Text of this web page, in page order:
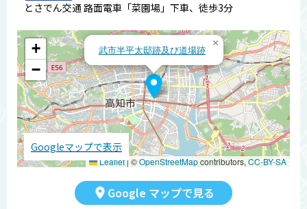
とさでん交通 路面電車「菜園場」下車、徒歩3分
武市半平太邸跡及び道場跡
×
+
−
Leaflet |©OpenStreetMapcontributors, CC-BY-SA
Googleマップで表示
Google マップで見る